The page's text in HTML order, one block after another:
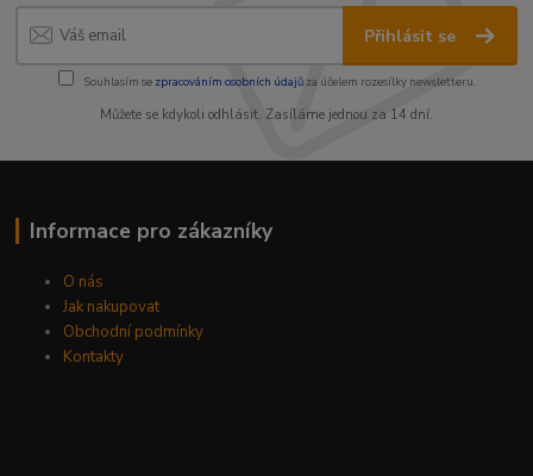
Přihlásit se
Souhlasím se zpracováním osobních údajůza účelem rozesílky newsletteru.
Můžete se kdykoli odhlásit. Zasíláme jednou za 14 dní.
Informace pro zákazníky
O nás
Jak nakupovat
Obchodní podmínky
Kontakty